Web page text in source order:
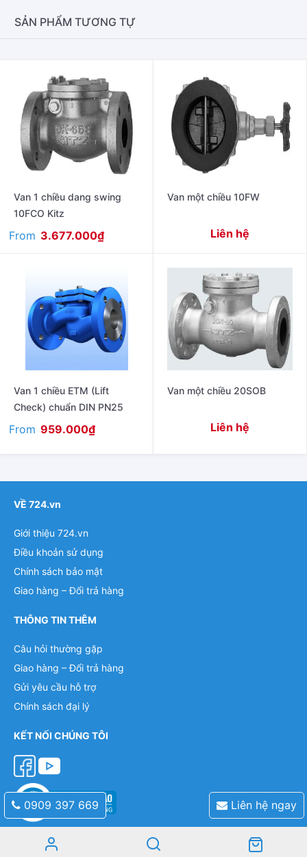
SẢN PHẨM TƯƠNG TỰ
Van 1 chiều dang swing
10FCO Kitz
From 3.677.000₫
Van một chiều 10FW
Liên hệ
Van 1 chiều ETM (Lift
Check) chuẩn DIN PN25
From 959.000₫
Van một chiều 20SOB
Liên hệ
VỀ 724.vn
Giới thiệu 724.vn
Điều khoản sử dụng
Chính sách bảo mật
Giao hàng – Đổi trả hàng
THÔNG TIN THÊM
Câu hỏi thường gặp
Giao hàng – Đổi trả hàng
Gửi yêu cầu hỗ trợ
Chính sách đại lý
KẾT NỐI CHÚNG TÔI
Mobile: 0909 397 669
0909 397 669 Liên hệ ngay